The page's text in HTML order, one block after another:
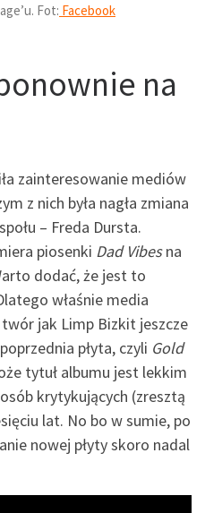
Fot: Facebook
na
zainteresowanie mediów
z nich była nagła zmiana
– Freda Dursta.
piosenki Dad Vibesna
dodać, że jest to
właśnie media
jak Limp Bizkit jeszcze
płyta, czyli Gold
tytuł albumu jest lekkim
krytykujących (zresztą
lat. No bo w sumie, po
nowej płyty skoro nadal